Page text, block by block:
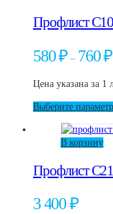
Профлист
580₽ – 760₽
Цена указана за 1
Выберите
В корзину
Профлист
3 400₽